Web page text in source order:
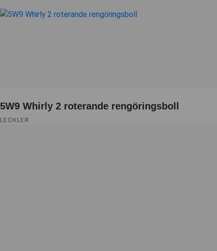
5W9 Whirly 2 roterande rengöringsboll
LECHLER